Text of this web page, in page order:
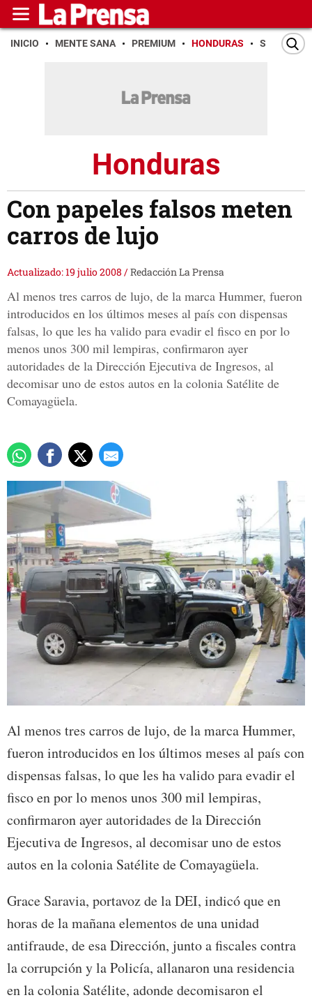
INICIO MENTE SANA PREMIUM HONDURAS SAN PEDRO
Honduras
Con papeles falsos meten
carros de lujo
Actualizado: 19 julio 2008 /Redacción La Prensa
Al menos tres carros de lujo, de la marca Hummer, fueron
introducidos en los últimos meses al país con dispensas
falsas, lo que les ha valido para evadir el fisco en por lo
menos unos 300 mil lempiras, confirmaron ayer
autoridades de la Dirección Ejecutiva de Ingresos, al
decomisar uno de estos autos en la colonia Satélite de
Comayagüela.
Al menos tres carros de lujo, de la marca Hummer,
fueron introducidos en los últimos meses al país con
dispensas falsas, lo que les ha valido para evadir el
fisco en por lo menos unos 300 mil lempiras,
confirmaron ayer autoridades de la Dirección
Ejecutiva de Ingresos, al decomisar uno de estos
autos en la colonia Satélite de Comayagüela.
Grace Saravia, portavoz de la DEI, indicó que en
horas de la mañana elementos de una unidad
antifraude, de esa Dirección, junto a fiscales contra
la corrupción y la Policía, allanaron una residencia
en la colonia Satélite, adonde decomisaron el